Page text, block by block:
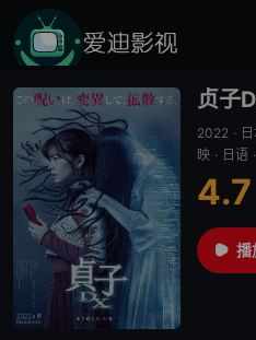
贞子
2022 ·
映 · 日语 ·
4.7
很差
较差还行
播